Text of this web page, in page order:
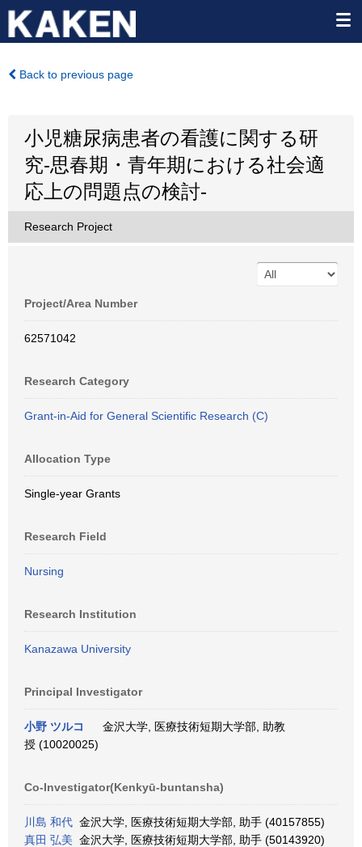
Back to previous page
小児糖尿病患者の看護に関する研
究-思春期・青年期における社会適
応上の問題点の検討-
Research Project
Project/Area Number
62571042
Research Category
Grant-in-Aid for General Scientific Research (C)
Allocation Type
Single-year Grants
Research Field
Nursing
Research Institution
Kanazawa University
Principal Investigator
小野 ツルコ
金沢大学, 医療技術短期大学部, 助教
授 (10020025)
Co-Investigator(Kenkyū-buntansha)
川島 和代 金沢大学, 医療技術短期大学部, 助手 (40157855)
真田 弘美 金沢大学, 医療技術短期大学部, 助手 (50143920)